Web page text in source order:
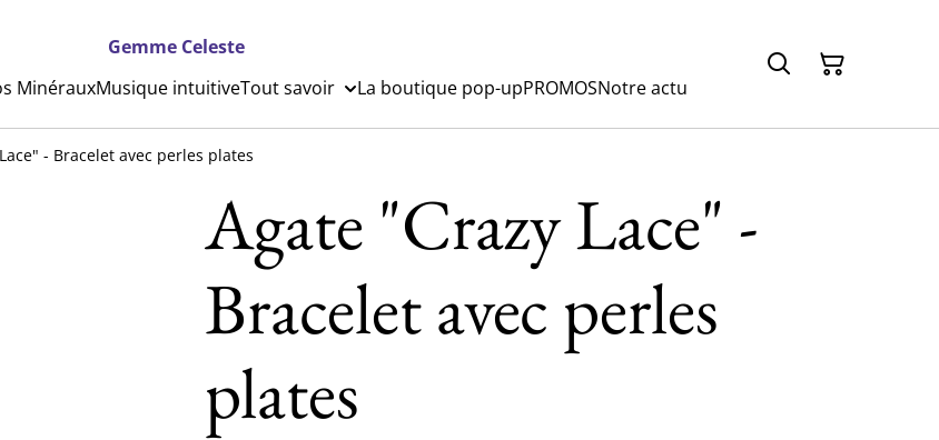
Gemme Celeste
MinérauxMusique intuitiveTout savoir La boutique pop-upPROMOSNotre actu
- Bracelet avec perles plates
Agate "Crazy Lace" -
Bracelet avec perles
plates